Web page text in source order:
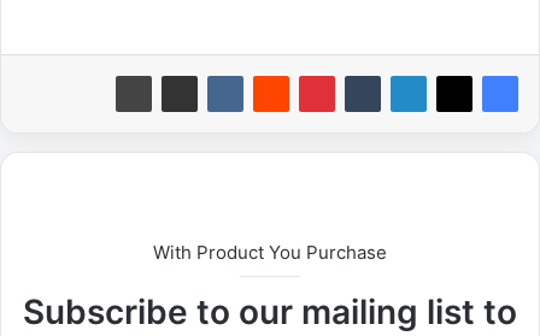
With Product You Purchase
Subscribe to our mailing list to